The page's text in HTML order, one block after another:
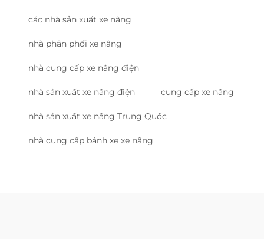
các nhà sản xuất xe nâng
nhà phân phối xe nâng
nhà cung cấp xe nâng điện
nhà sản xuất xe nâng điện cung cấp xe nâng
nhà sản xuất xe nâng Trung Quốc
nhà cung cấp bánh xe xe nâng